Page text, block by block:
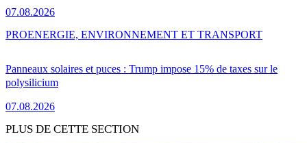
07.08.2026
Panneaux solaires et puces : Trump impose 15% de taxes sur le
polysilicium
07.08.2026
PROENERGIE, ENVIRONNEMENT ET TRANSPORT
PLUS DE CETTE SECTION